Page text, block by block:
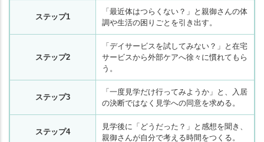
ステップ1
「最近体はつらくない？」と親御さんの体
調や生活の困りごとを引き出す。
ステップ2
「デイサービスを試してみない？」と在宅
サービスから外部ケアへ徐々に慣れてもら
う。
ステップ3
「一度見学だけ行ってみようか」と、入居
の決断ではなく見学への同意を求める。
ステップ4
見学後に「どうだった？」と感想を聞き、
親御さんが自分で考える時間をつくる。